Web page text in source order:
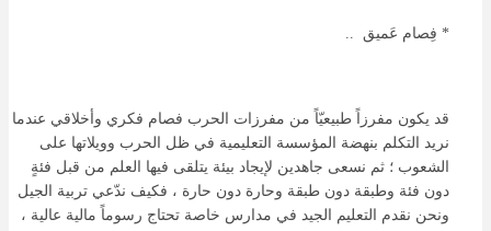
* فِصام عَميق ..
قد يكون مفرزاً طبيعيّاً من مفرزات الحرب فصام فكري وأخلاقي عندما
نريد التكلم بنهضة المؤسسة التعليمية في ظل الحرب وويلاتها على
الشعوب ؛ ثم نسعى جاهدين لإيجاد بيئة يتلقى فيها العلم من قبل فئةٍ
دون فئة وطبقة دون طبقة وحارة دون حارة ، فكيف ندّعي تربية الجيل
ونحن نقدم التعليم الجيد في مدارس خاصة تحتاج رسوماً مالية عالية ،